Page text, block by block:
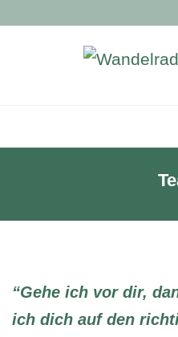
“Gehe ich vor dir,
ich dich auf den